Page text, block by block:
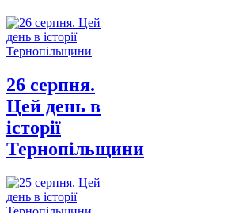
26 серпня.
Цей день в
історії
Тернопільщини